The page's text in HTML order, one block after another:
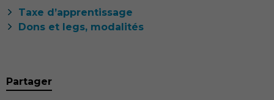
Taxe d’apprentissage
Dons et legs, modalités
Partager